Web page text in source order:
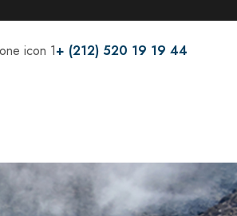
+ (212) 520 19 19 44